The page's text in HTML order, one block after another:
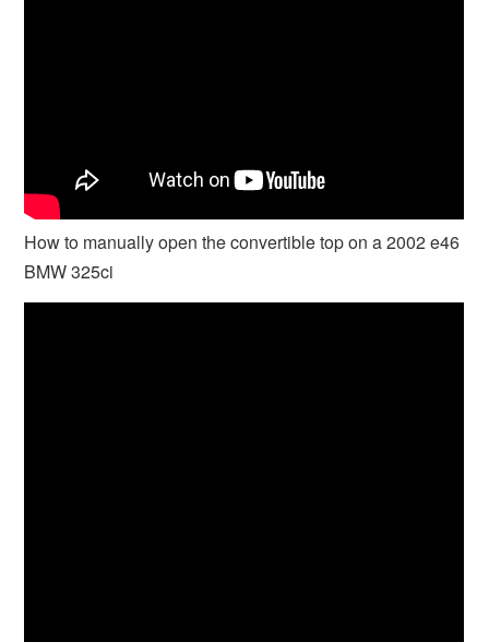
How to manually open the convertible top on a 2002 e46
BMW 325ci